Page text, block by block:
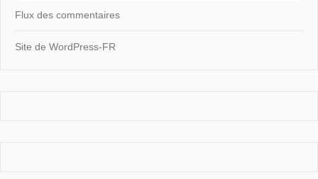
Flux des commentaires
Site de WordPress-FR